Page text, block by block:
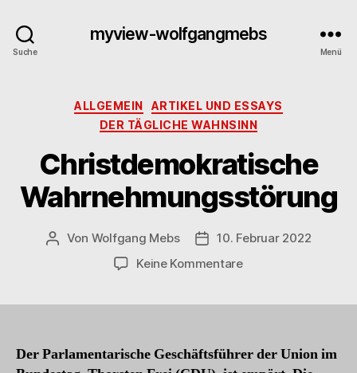
Suche
myview-wolfgangmebs
Menü
Kategorien
ALLGEMEIN
ARTIKEL UND ESSAYS
DER TÄGLICHE WAHNSINN
Christdemokratische
Wahrnehmungsstörung
Beitragsautor
Von Wolfgang Mebs Beitragsdatum
10. Februar 2022
Keine Kommentarezu
Der Parlamentarische Geschäftsführer der Union im